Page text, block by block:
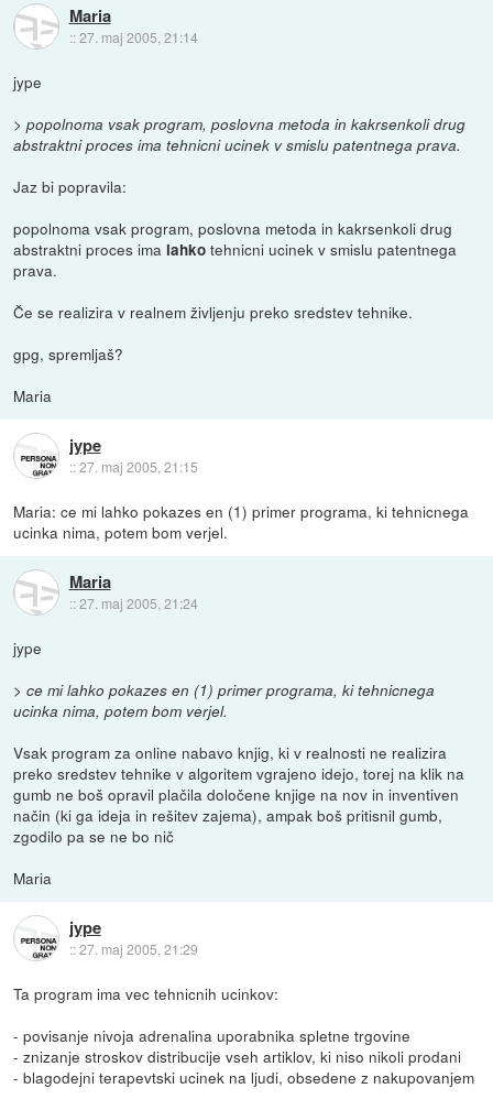
Maria
::27. maj 2005, 21:14
jype
> popolnoma vsak program, poslovna metoda in kakrsenkoli drug
abstraktni proces ima tehnicni ucinek v smislu patentnega prava.
Jaz bi popravila:
popolnoma vsak program, poslovna metoda in kakrsenkoli drug
abstraktni proces ima lahkotehnicni ucinek v smislu patentnega
prava.
Če se realizira v realnem življenju preko sredstev tehnike.
gpg, spremljaš?
Maria
jype
::27. maj 2005, 21:15
Maria: ce mi lahko pokazes en (1) primer programa, ki tehnicnega
ucinka nima, potem bom verjel.
Maria
::27. maj 2005, 21:24
jype
> ce mi lahko pokazes en (1) primer programa, ki tehnicnega
ucinka nima, potem bom verjel.
Vsak program za online nabavo knjig, ki v realnosti ne realizira
preko sredstev tehnike v algoritem vgrajeno idejo, torej na klik na
gumb ne boš opravil plačila določene knjige na nov in inventiven
način (ki ga ideja in rešitev zajema), ampak boš pritisnil gumb,
zgodilo pa se ne bo nič
Maria
jype
::27. maj 2005, 21:29
Ta program ima vec tehnicnih ucinkov:
- povisanje nivoja adrenalina uporabnika spletne trgovine
- znizanje stroskov distribucije vseh artiklov, ki niso nikoli prodani
- blagodejni terapevtski ucinek na ljudi, obsedene z nakupovanjem